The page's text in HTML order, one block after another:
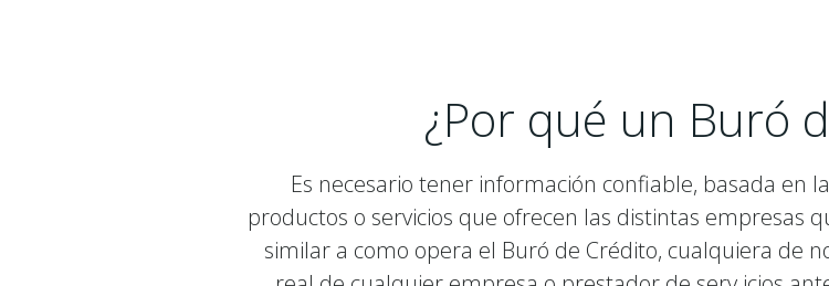
¿Por qué un Buró
Es necesario tener información confiable, basada en
productos o servicios que ofrecen las distintas empresas
similar a como opera el Buró de Crédito, cualquiera de